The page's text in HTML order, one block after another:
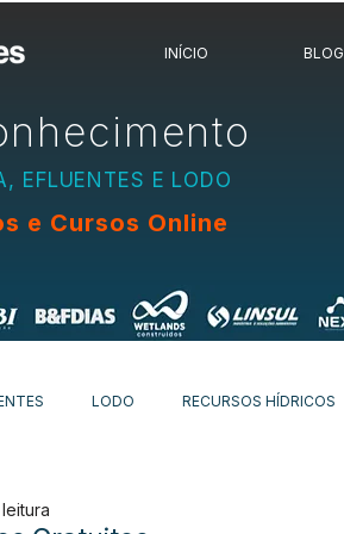
INÍCIO BLOG
EFLUENTES E LODO
e Cursos Online
LODO RECURSOS HÍDRICOS